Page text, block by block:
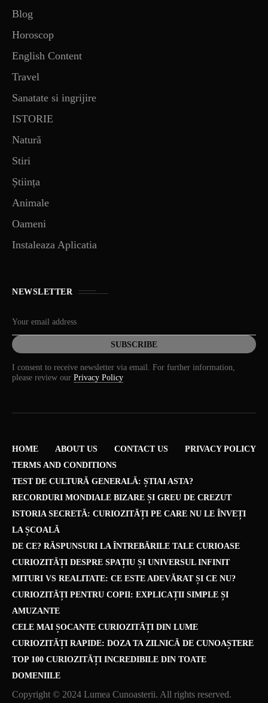
Blog
Horoscop
English Content
Travel
Sanatate si ingrijire
ISTORIE
Natură
Stiri
Știința
Animale
Oameni
Instaleaza Aplicatia
NEWSLETTER
I consent to receive newsletter via email. For further information,
please review our Privacy Policy
HOME ABOUT US CONTACT US
PRIVACY POLICY
TERMS AND CONDITIONS
TEST DE CULTURĂ GENERALĂ: ȘTIAI ASTA?
RECORDURI MONDIALE BIZARE ȘI GREU DE CREZUT
ISTORIA SECRETĂ: CURIOZITĂȚI PE CARE NU LE ÎNVEȚI
LA ȘCOALĂ
DE CE? RĂSPUNSURI LA ÎNTREBĂRILE TALE CURIOASE
CURIOZITĂȚI DESPRE SPAȚIU ȘI UNIVERSUL INFINIT
MITURI VS REALITATE: CE ESTE ADEVĂRAT ȘI CE NU?
CURIOZITĂȚI PENTRU COPII: EXPLICAȚII SIMPLE ȘI
AMUZANTE
CELE MAI ȘOCANTE CURIOZITĂȚI DIN LUME
CURIOZITĂȚI RAPIDE: DOZA TA ZILNICĂ DE CUNOAȘTERE
TOP 100 CURIOZITĂȚI INCREDIBILE DIN TOATE
DOMENIILE
Copyright © 2024 Lumea Cunoasterii. All rights reserved.